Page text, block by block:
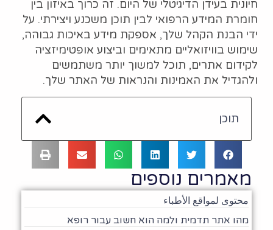
חיונית בעידן הדיגיטלי של היום. זה כרוך באיזון בין
חומרת המידע הרפואי לבין תוכן משכנע ויצירתי. על
ידי הבנת הקהל שלך, אספקת מידע באיכות גבוהה,
שימוש בוויזואליים מתאימים וביצוע אופטימיזציה
לקידום אתרים, תוכל למשוך יותר משתמשים
ולהגדיל את האמינות והנראות של האתר שלך.
תוכן
מאמרים נוספים
محتوى لمواقع الأطباء
מהו אתר תדמית ולמה הוא חשוב עבור רופא